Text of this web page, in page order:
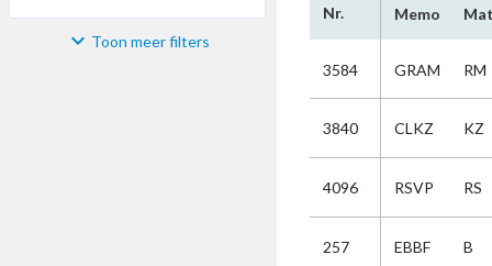
Materiaal Toon meer filters
Nr. Memo
3584 GRAM RM
3840 CLKZ KZ
4096 RSVP RS
257 EBBF B